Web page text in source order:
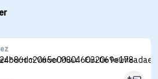
For Him Vetiver Musc - Eau De Toilette